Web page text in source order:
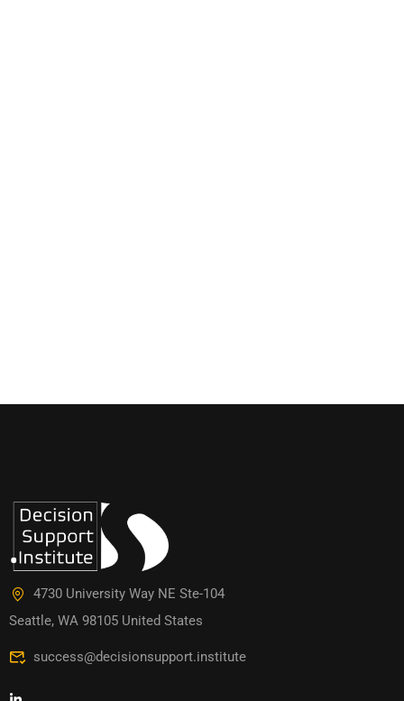
4730 University Way NE Ste-104
Seattle, WA 98105 United States
success@decisionsupport.institute